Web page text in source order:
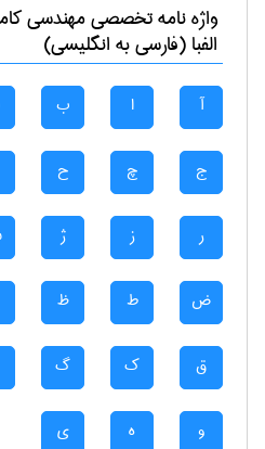
واژه نامه تخصصیمهندسی
الفبا (فارسی به انگلیسی)
آ ا ب
ج چ ح
ر ز ژ
ض ط ظ
ق ک گ
و ه ی